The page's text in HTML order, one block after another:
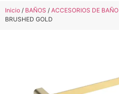
Inicio / BAÑOS / ACCESORIOS DE BAÑO
BRUSHED GOLD